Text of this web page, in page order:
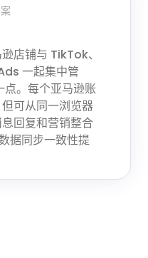
店铺与 TikTok、
一起集中管
。每个亚马逊账
可从同一浏览器
回复和营销整合
据同步一致性提